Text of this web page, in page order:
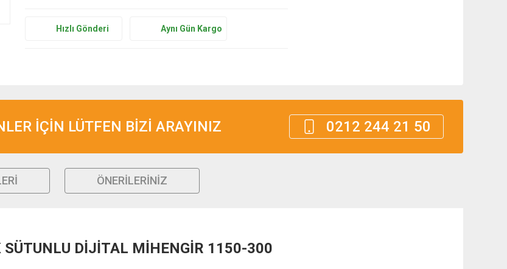
Hızlı Gönderi Aynı Gün Kargo
İÇİN LÜTFEN BİZİ ARAYINIZ 0212 244 21 50
ÖNERILERINIZ
SÜTUNLU DİJİTAL MİHENGİR 1150-300